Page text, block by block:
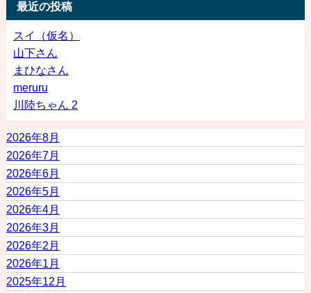
最近の投稿
スイ（仮名）
山下さん
まひなさん
meruru
川陸ちゃん 2
2026年8月
2026年7月
2026年6月
2026年5月
2026年4月
2026年3月
2026年2月
2026年1月
2025年12月